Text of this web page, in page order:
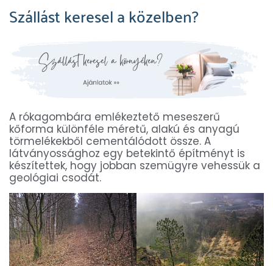
Szállást keresel a közelben?
A rókagombára emlékeztető meseszerű
kőforma különféle méretű, alakú és anyagú
törmelékekből cementálódott össze. A
látványossághoz egy betekintő építményt is
készítettek, hogy jobban szemügyre vehessük a
geológiai csodát.